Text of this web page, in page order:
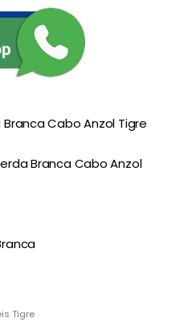
Cabo Anzol Tigre
Branca Cabo Anzol
Tigre